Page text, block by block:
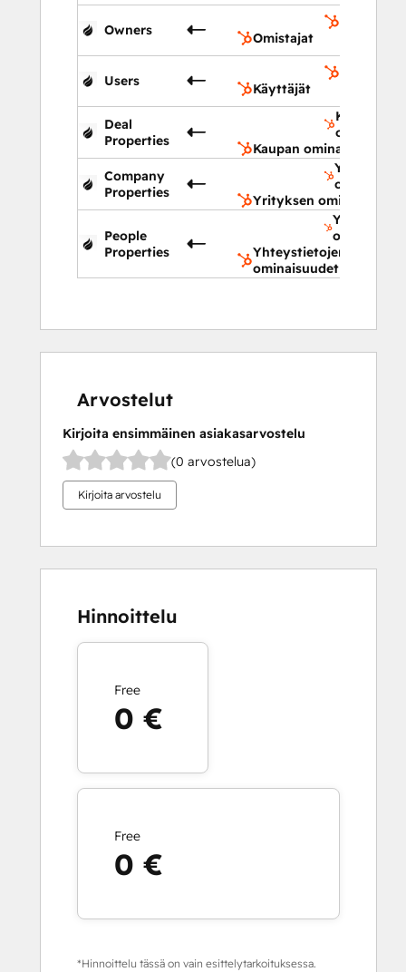
Owners
Omistajat
Users
Käyttäjät
Deal
Properties
Kaupan
Kaupan ominaisuudet
Company
Properties
Yrityksen
Yrityksen ominaisuudet
People
Properties
Yhteystietojen
ominaisuudet
Arvostelut
Kirjoita ensimmäinen asiakasarvostelu
(0 arvostelua)
Kirjoita arvostelu
Hinnoittelu
Free
0 €
Free
0 €
*Hinnoittelu tässä on vain esittelytarkoituksessa.